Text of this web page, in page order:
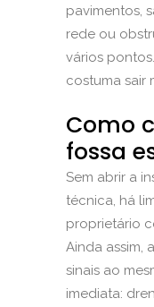
pavimentos,
rede ou
vários
costuma sair
Como
fossa
Sem abrir a
técnica, há
proprietário
Ainda assim,
sinais ao
imediata: